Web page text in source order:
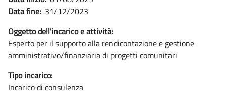
Data fine: 31/12/2023
Oggetto dell'incarico e attività:
Esperto per il supporto alla rendicontazione e gestione
amministrativo/finanziaria di progetti comunitari
Tipo incarico:
Incarico di consulenza